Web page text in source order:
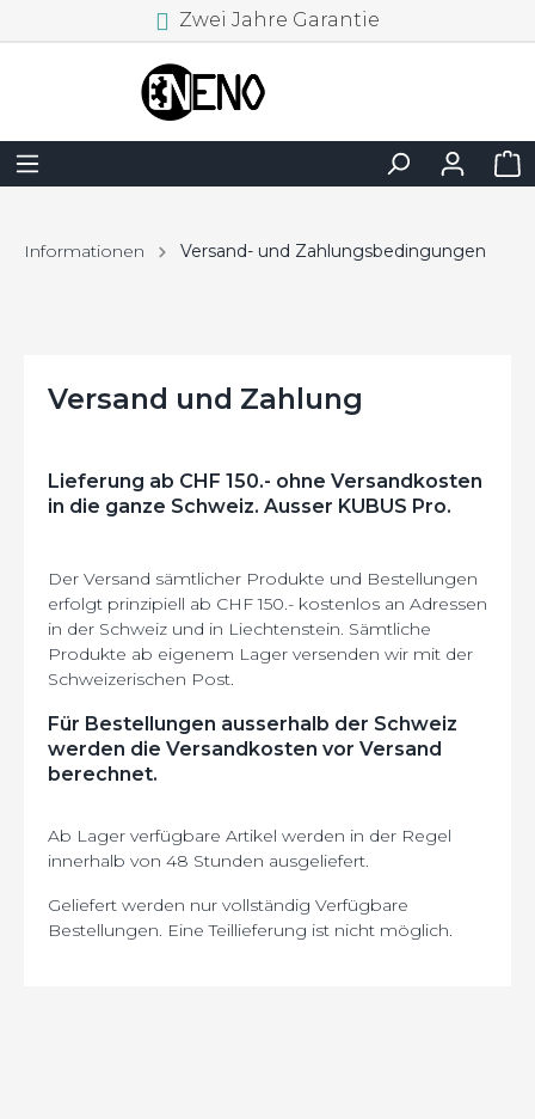
Zwei Jahre Garantie
Informationen Versand- und Zahlungsbedingungen
Versand und Zahlung
Lieferung ab CHF 150.- ohne Versandkosten
in die ganze Schweiz. Ausser KUBUS Pro.
Der Versand sämtlicher Produkte und Bestellungen
erfolgt prinzipiell ab CHF 150.- kostenlos an Adressen
in der Schweiz und in Liechtenstein. Sämtliche
Produkte ab eigenem Lager versenden wir mit der
Schweizerischen Post.
Für Bestellungen ausserhalb der Schweiz
werden die Versandkosten vor Versand
berechnet.
Ab Lager verfügbare Artikel werden in der Regel
innerhalb von 48 Stunden ausgeliefert.
Geliefert werden nur vollständig Verfügbare
Bestellungen. Eine Teillieferung ist nicht möglich.